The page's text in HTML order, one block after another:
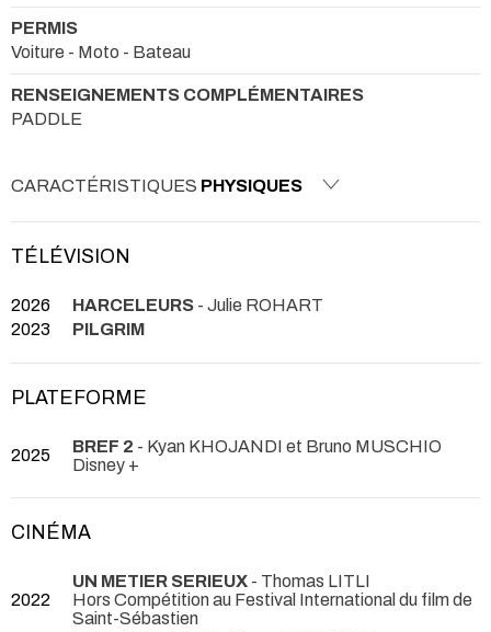
PERMIS
Voiture - Moto - Bateau
RENSEIGNEMENTS COMPLÉMENTAIRES
PADDLE
CARACTÉRISTIQUES PHYSIQUES
TÉLÉVISION
2026 HARCELEURS - Julie ROHART
2023
PILGRIM
PLATEFORME
2025 BREF 2 - Kyan KHOJANDI et Bruno MUSCHIO
Disney +
CINÉMA
2022
UN METIER SERIEUX - Thomas LITLI
Hors Compétition au Festival International du film de
Saint-Sébastien